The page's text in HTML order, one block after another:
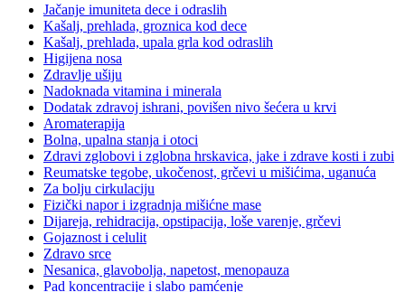
Jačanje imuniteta dece i odraslih
Kašalj, prehlada, groznica kod dece
Kašalj, prehlada, upala grla kod odraslih
Higijena nosa
Zdravlje ušiju
Nadoknada vitamina i minerala
Dodatak zdravoj ishrani, povišen nivo šećera u krvi
Aromaterapija
Bolna, upalna stanja i otoci
Zdravi zglobovi i zglobna hrskavica, jake i zdrave kosti i zubi
Reumatske tegobe, ukočenost, grčevi u mišićima, uganuća
Za bolju cirkulaciju
Fizički napor i izgradnja mišićne mase
Dijareja, rehidracija, opstipacija, loše varenje, grčevi
Gojaznost i celulit
Zdravo srce
Nesanica, glavobolja, napetost, menopauza
Pad koncentracije i slabo pamćenje